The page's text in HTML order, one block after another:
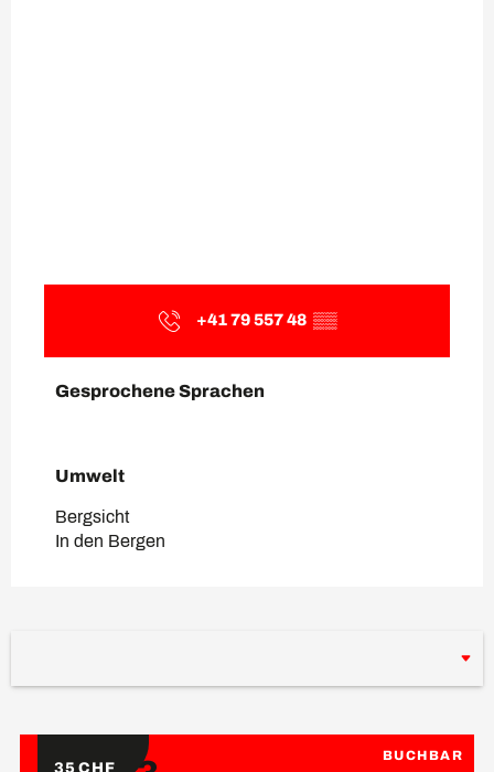
+41 79 557 48 ▒▒
Gesprochene Sprachen
Gesprochene Sprachen
Umwelt
Umwelt
Bergsicht
In den Bergen
35CHF
BUCHBAR